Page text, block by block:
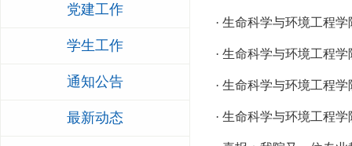
党建工作
学生工作
通知公告
最新动态
· 生命科学与环境工程
· 生命科学与环境工程学
· 生命科学与环境工程
· 生命科学与环境工程学